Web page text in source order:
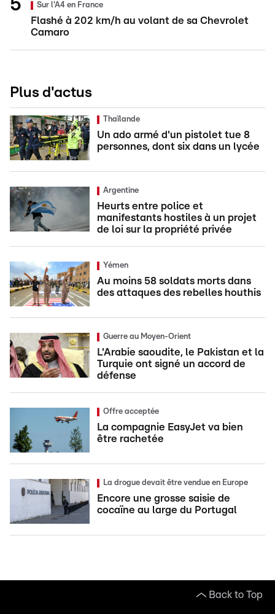
Sur l'A4 en France
Flashé à 202 km/h au volant de sa Chevrolet
Camaro
Plus d'actus
Thaïlande
Un ado armé d'un pistolet tue 8
personnes, dont six dans un lycée
Argentine
Heurts entre police et
manifestants hostiles à un projet
de loi sur la propriété privée
Yémen
Au moins 58 soldats morts dans
des attaques des rebelles houthis
Guerre au Moyen-Orient
L'Arabie saoudite, le Pakistan et la
Turquie ont signé un accord de
défense
Offre acceptée
La compagnie EasyJet va bien
être rachetée
La drogue devait être vendue en Europe
Encore une grosse saisie de
cocaïne au large du Portugal
Back to Top